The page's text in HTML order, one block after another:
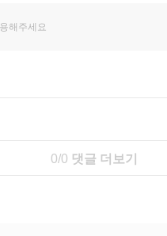
0/0 댓글 더보기